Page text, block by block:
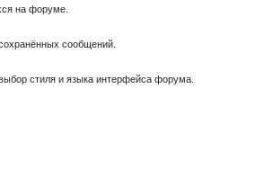
на форуме.
сообщений.
стиля и языка интерфейса форума.